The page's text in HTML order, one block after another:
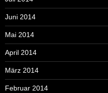
Juni 2014
Mai 2014
April 2014
März 2014
Februar 2014